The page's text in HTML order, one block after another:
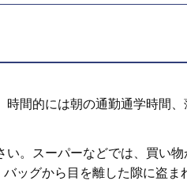
間的には朝の通勤通学時間、
。スーパーなどでは、買い
ッグから目を離した隙に盗ま